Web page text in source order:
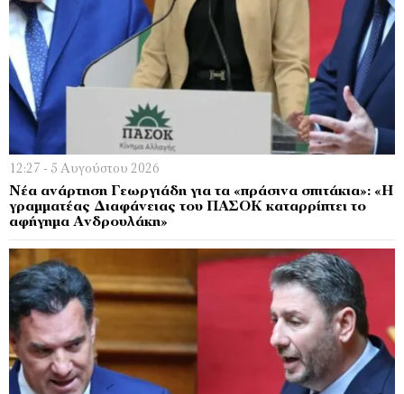
12:27 - 5 Αυγούστου 2026
Νέα ανάρτηση Γεωργιάδη για τα «πράσινα σπιτάκια»: «Η
γραμματέας Διαφάνειας του ΠΑΣΟΚ καταρρίπτει το
αφήγημα Ανδρουλάκη»